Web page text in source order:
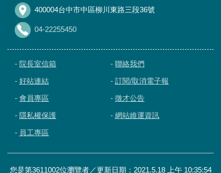
400004台中市中區柳川東路三段36號
04-22255450
- 院長室信箱 - 聯絡我們
- 好站連結 - 訂閱/取消電子報
- 會員專區 - 徵才公告
- 隱私權保護 - 網站維運資訊
- 員工專區
您是第3611002位瀏覽者／更新日期：2021.5.18 上午 10:35:54